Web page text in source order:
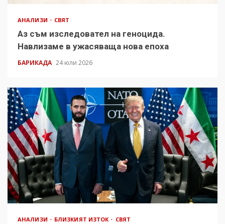
АНАЛИЗИ СВЯТ
Аз съм изследовател на геноцида.
Навлизаме в ужасяваща нова епоха
БАРИКАДА 24 юли 2026
АНАЛИЗИ БЛИЗКИЯТ ИЗТОК СВЯТ